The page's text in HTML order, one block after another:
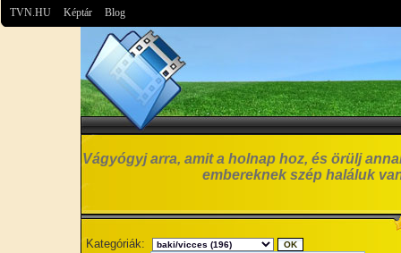
TVN.HU Képtár Blog
Vágyógyj arra, amit a holnap hoz, és örülj
embereknek szép haláluk
Kategóriák: